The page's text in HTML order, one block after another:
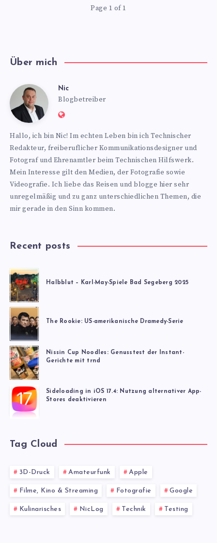
Page 1 of 1
Über mich
Nic Nic
Blogbetreiber
Website:
Hallo, ich bin Nic! Im echten Leben bin ich Technischer
Redakteur, freiberuflicher Kommunikationsdesigner und
Fotograf und Ehrenamtler beim Technischen Hilfswerk.
Mein Interesse gilt den Medien, der Fotografie sowie
Videografie. Ich liebe das Reisen und blogge hier sehr
unregelmäßig und zu ganz unterschiedlichen Themen, die
mir gerade in den Sinn kommen.
Recent posts
Halbblut – Karl-May-Spiele Bad Segeberg 2025
The Rookie: US-amerikanische Dramedy-Serie
Nissin Cup Noodles: Genusstest der Instant-
Gerichte mit trnd
Sideloading in iOS 17.4: Nutzung alternativer App-
Stores deaktivieren
Tag Cloud
3D-Druck Amateurfunk Apple
Filme, Kino & Streaming Fotografie Google
Kulinarisches NicLog Technik Testing